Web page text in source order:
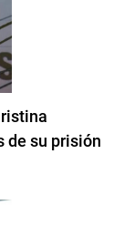
de su prisión